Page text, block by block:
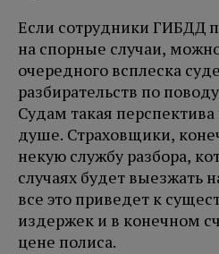
Если сотрудники ГИБДД
на спорные случаи,
очередного всплеска
разбирательств по
Судам такая
душе. Страховщики,
некую службу разбора,
случаях будет выезжать
все это приведет к
издержек и в конечном
цене полиса.